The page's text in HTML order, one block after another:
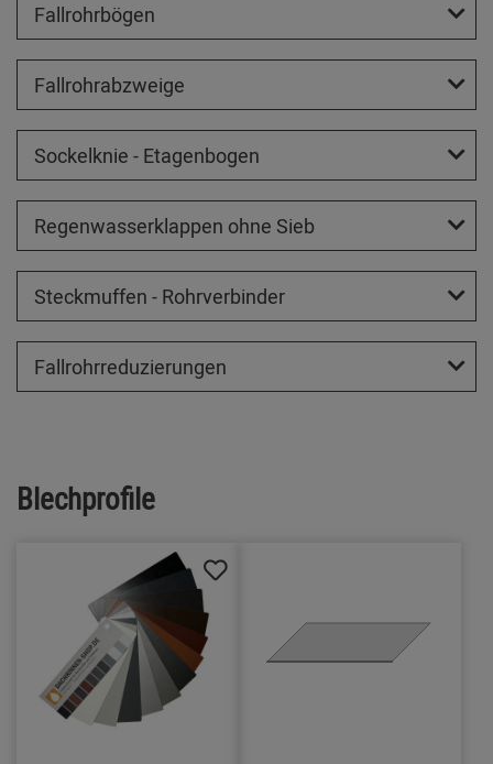
Fallrohrbögen
Fallrohrabzweige
Sockelknie - Etagenbogen
Regenwasserklappen ohne Sieb
Steckmuffen - Rohrverbinder
Fallrohrreduzierungen
Blechprofile